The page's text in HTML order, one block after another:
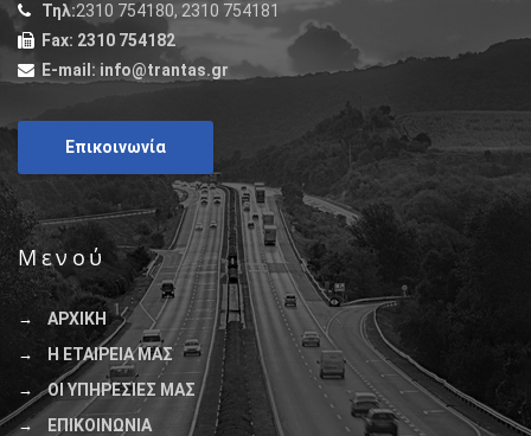
Τηλ:2310 754180, 2310 754181
Fax: 2310 754182
E-mail: info@trantas.gr
Επικοινωνία
Μενού
ΑΡΧΙΚΗ
Η ΕΤΑΙΡΕΙΑ ΜΑΣ
ΟΙ ΥΠΗΡΕΣΙΕΣ ΜΑΣ
ΕΠΙΚΟΙΝΩΝΙΑ